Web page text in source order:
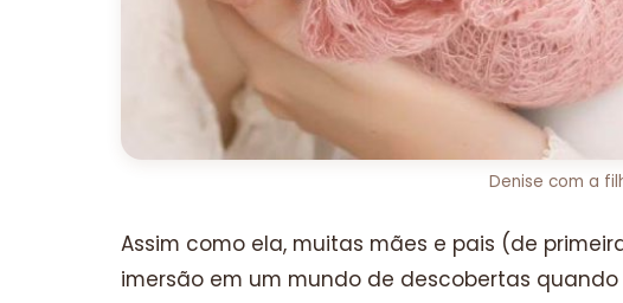
Denise com a
Assim como ela, muitas mães e pais (de
imersão em um mundo de descobertas